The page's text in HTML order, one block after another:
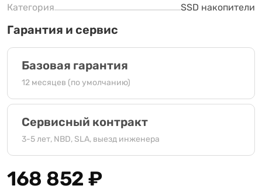
Категория
SSD накопители
Гарантия и сервис
Базовая гарантия
12 месяцев (по умолчанию)
Сервисный контракт
3-5 лет, NBD, SLA, выезд инженера
168 852₽